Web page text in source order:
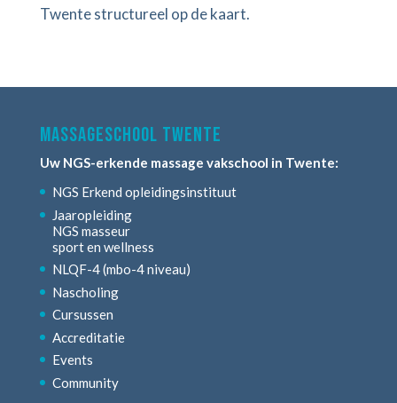
Twente structureel op de kaart.
Massageschool Twente
Uw NGS-erkende massage vakschool in Twente:
NGS Erkend opleidingsinstituut
Jaaropleiding
NGS masseur
sport en wellness
NLQF-4 (mbo-4 niveau)
Nascholing
Cursussen
Accreditatie
Events
Community